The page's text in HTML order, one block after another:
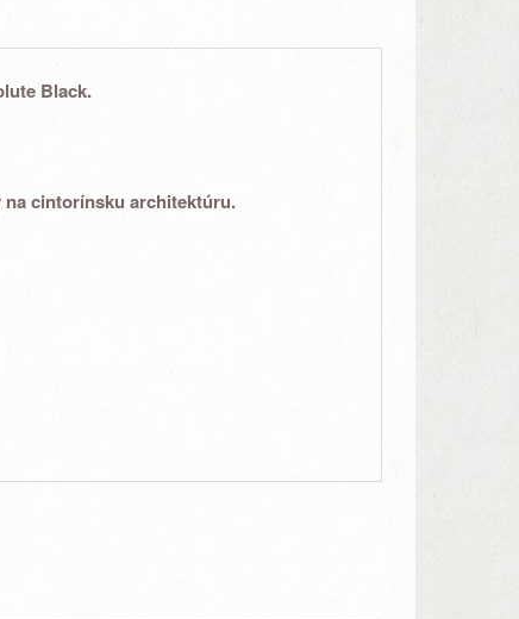
Black.
nacintorínsku architektúru.